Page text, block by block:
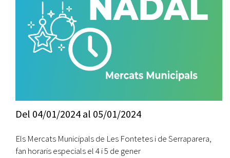
Del 04/01/2024 al 05/01/2024
Els Mercats Municipals de Les Fontetes i de Serraparera,
fan horaris especials el 4 i 5 de gener